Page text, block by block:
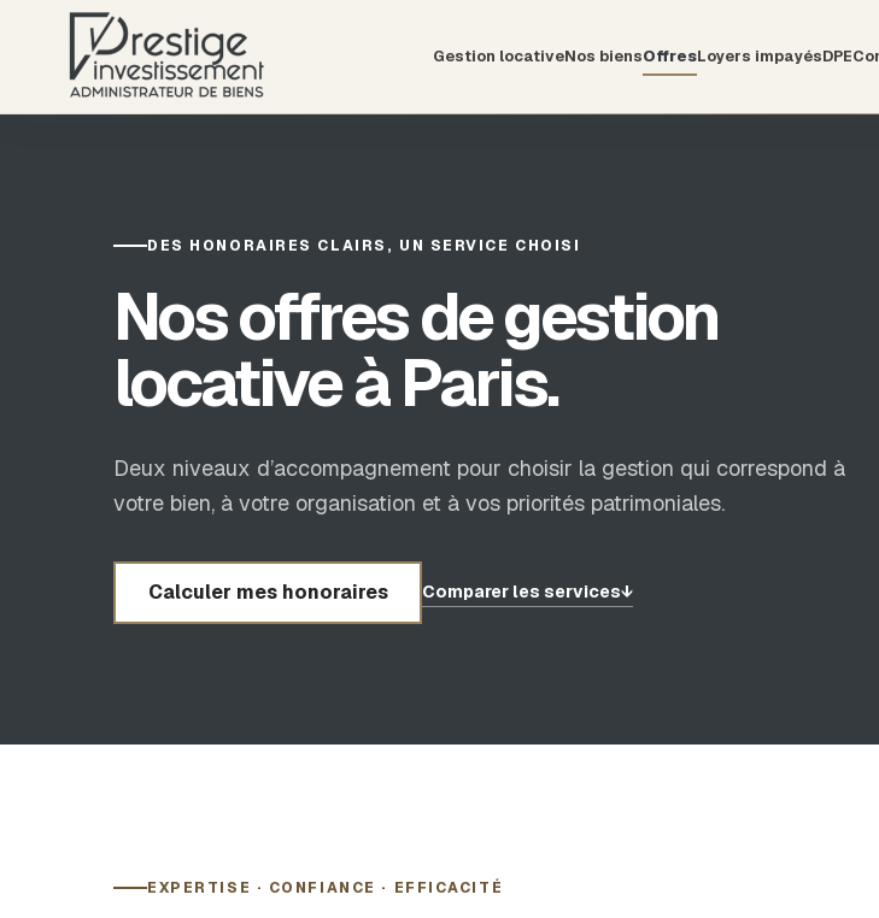
Gestion locativeNos biensOffresLoyers impayésDPE
DES HONORAIRES CLAIRS, UN SERVICE CHOISI
Nos offres de gestion
locative à Paris.
Deux niveaux d’accompagnement pour choisir la gestion qui correspond à
votre bien, à votre organisation et à vos priorités patrimoniales.
Calculer mes honoraires Comparer les services↓
EXPERTISE · CONFIANCE · EFFICACITÉ